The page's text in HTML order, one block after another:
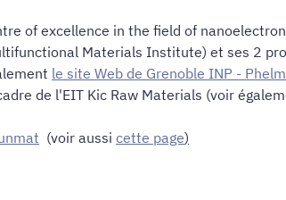
of excellence in the field of
Materials Institute) et ses 2
le site Web de Grenoble INP -
de l'EIT Kic Raw Materials (voir
(voir aussi cette page)